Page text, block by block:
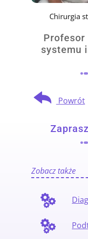
Chirurgia
systemu
Powrót
Zobacz także